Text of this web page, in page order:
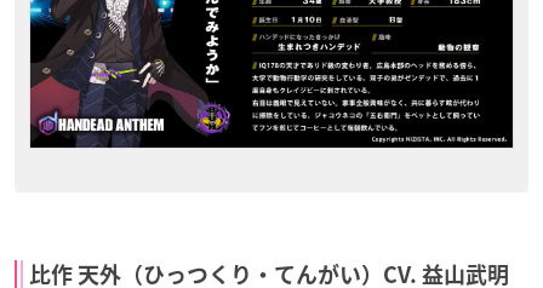
比作 天外（ひっつくり・てんがい）CV. 益山武明